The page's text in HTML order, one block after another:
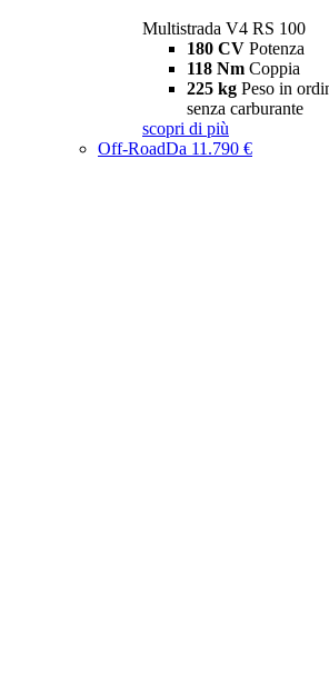
Multistrada V4 RS 100
180 CV Potenza
118 Nm Coppia
225 kg Peso in
senza carburante
scopri di più
Off-RoadDa 11.790 €